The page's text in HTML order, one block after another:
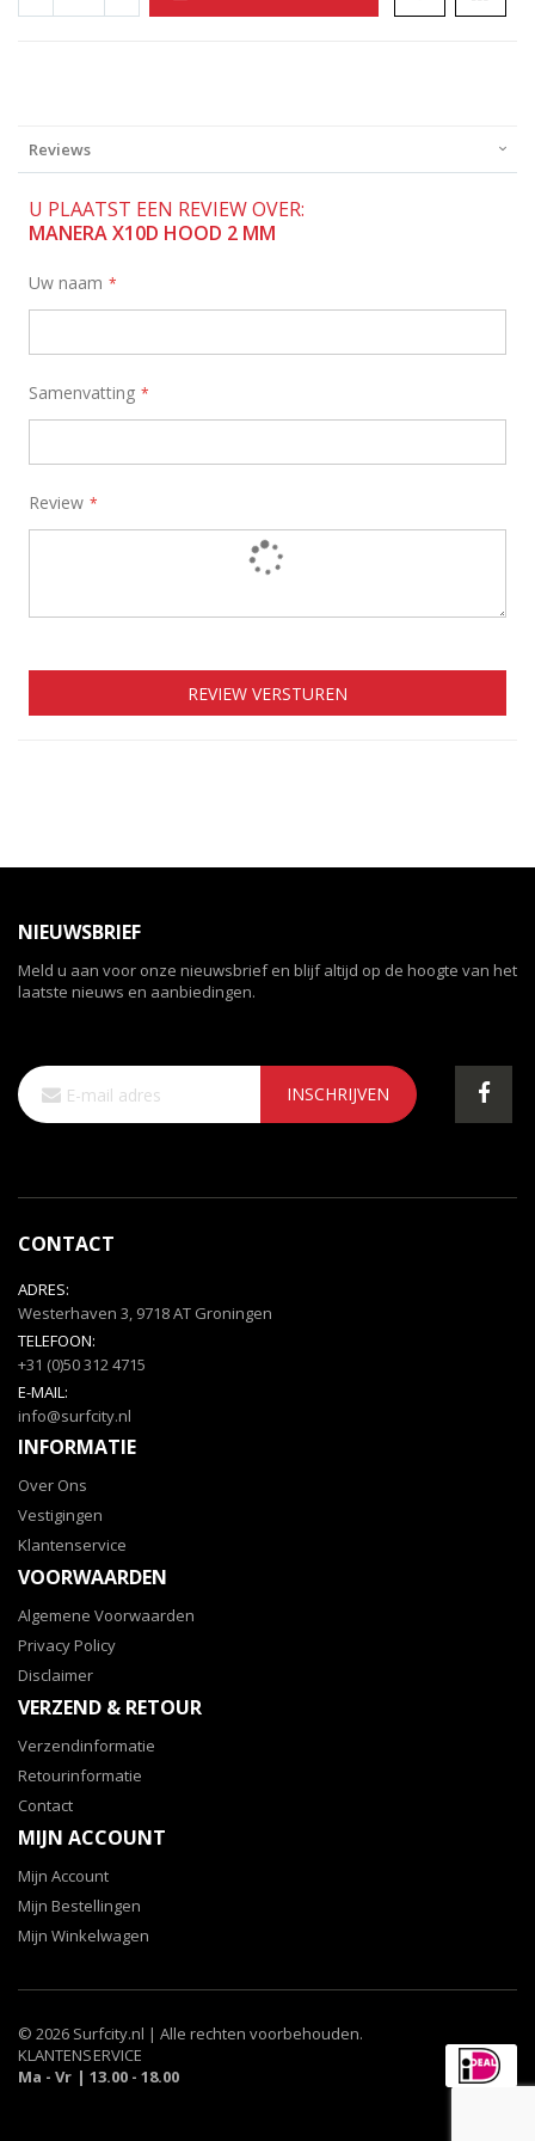
Reviews
U PLAATST EEN REVIEW OVER:
MANERA X10D HOOD 2 MM
Uw naam
Samenvatting
Review
REVIEW VERSTUREN
NIEUWSBRIEF
Meld u aan voor onze nieuwsbrief en blijf altijd op de hoogte van het
laatste nieuws en aanbiedingen.
Abonneer
u
op
INSCHRIJVEN
CONTACT
ADRES:
Westerhaven 3, 9718 AT Groningen
TELEFOON:
+31 (0)50 312 4715
E-MAIL:
info@surfcity.nl
INFORMATIE
Over Ons
Vestigingen
Klantenservice
VOORWAARDEN
Algemene Voorwaarden
Privacy Policy
Disclaimer
VERZEND & RETOUR
Verzendinformatie
Retourinformatie
Contact
MIJN ACCOUNT
Mijn Account
Mijn Bestellingen
Mijn Winkelwagen
© 2026 Surfcity.nl | Alle rechten voorbehouden.
KLANTENSERVICE
Ma - Vr | 13.00 - 18.00